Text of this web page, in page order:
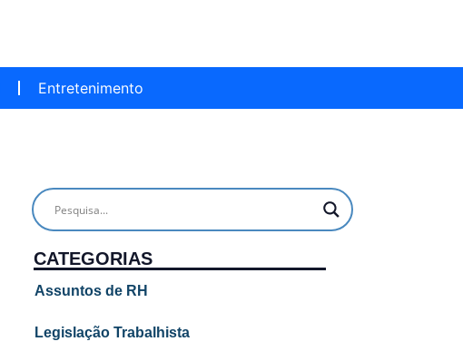
Entretenimento
CATEGORIAS
Assuntos de RH
Legislação Trabalhista